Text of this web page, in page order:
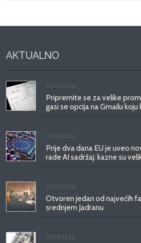
AKTUALNO
07.08.2026.
Pripremite se za velike
gasi se opcija na Gmailu
07.08.2026.
Prije dva dana EU je uveo
rade AI sadržaj: kazne su
03.08.2026.
Otvoren jedan od najvećih
srednjem Jadranu
01.08.2026.